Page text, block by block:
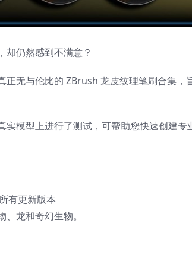
却仍然感到不满意？
无与伦比的 ZBrush 龙皮纹理笔刷合集，
实模型上进行了测试，可帮助您快速创建
有更新版本
龙和奇幻生物。